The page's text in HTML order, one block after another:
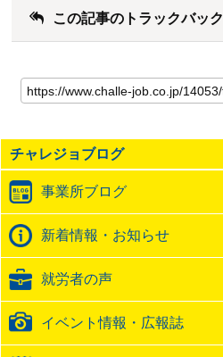
この記事のトラックバッ
の
記
の
ト
ッ
ク
バ
ッ
URL
チャレジョブログ
事業所ブログ
新着情報・お知らせ
就労者の声
イベント情報・広報誌